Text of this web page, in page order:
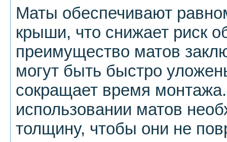
Маты обеспечивают
крыши, что снижает риск
преимущество матов
могут быть быстро
сокращает время
использовании матов
толщину, чтобы они не